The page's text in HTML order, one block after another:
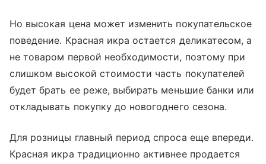
Но высокая цена может изменить покупательское
поведение. Красная икра остается деликатесом, а
не товаром первой необходимости, поэтому при
слишком высокой стоимости часть покупателей
будет брать ее реже, выбирать меньшие банки или
откладывать покупку до новогоднего сезона.
Для розницы главный период спроса еще впереди.
Красная икра традиционно активнее продается